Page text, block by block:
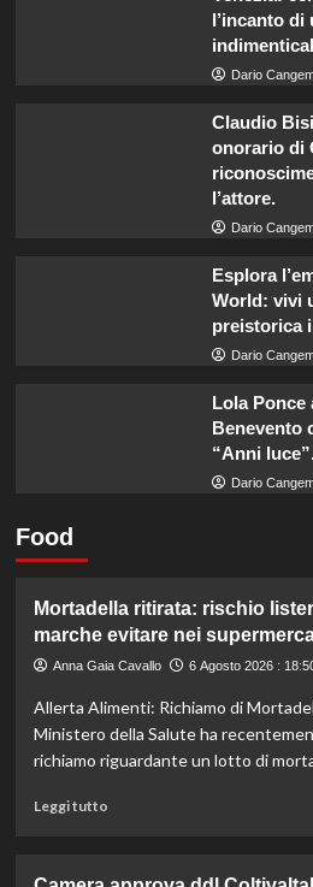
l’incanto di
Dario
Claudio
onorario di
l’attore.
Dario
Esplora
World: vivi
preistorica
Dario
Lola Ponce
Benevento
“Anni
Dario
Food
Mortadella ritirata: rischio
marche evitare nei
Anna Gaia Cavallo 6 Agosto 2026 :
Allerta Alimenti: Richiamo di
Ministero della Salute ha
richiamo riguardante un lotto di
Leggi tuttoLeggi